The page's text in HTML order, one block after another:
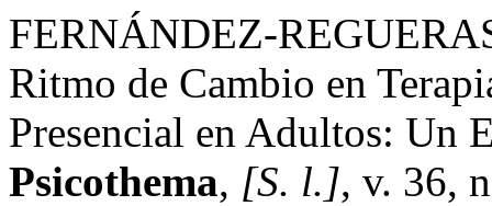
FERNÁNDEZ-
Ritmo de Cambio en
Presencial en Adultos: Un
Psicothema, [S. l.], v. 36,